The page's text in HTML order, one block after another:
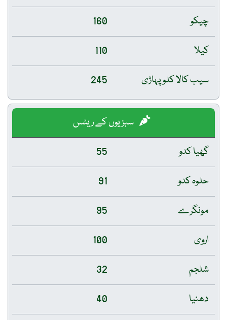
چیکو
160
کیلا
110
سیب کالا کلو پہاڑی
245
سبزیوں کے ریٹس
گھیا کدو
55
حلوہ کدو
91
مونگرے
95
اروی
100
شلجم
32
دھنیا
40